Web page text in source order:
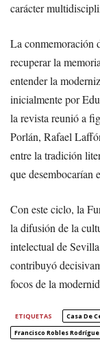
carácter
La conmemoración
recuperar la
entender la
inicialmente por
la revista reunió a
Porlán, Rafael
entre la tradición
que desembocarían
Con este ciclo, la
la difusión de la
intelectual de
contribuyó
focos de la
ETIQUETAS Casa De
Francisco Robles